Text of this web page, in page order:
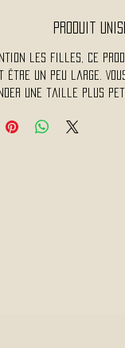
Produit
les filles, ce
être un peu large.
une taille plus